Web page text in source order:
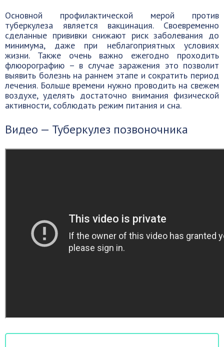
Основной профилактической мерой против
туберкулеза является вакцинация. Своевременно
сделанные прививки снижают риск заболевания до
минимума, даже при неблагоприятных условиях
жизни. Также очень важно ежегодно проходить
флюорографию – в случае заражения это позволит
выявить болезнь на раннем этапе и сократить период
лечения. Больше времени нужно проводить на свежем
воздухе, уделять достаточно внимания физической
активности, соблюдать режим питания и сна.
Видео — Туберкулез позвоночника